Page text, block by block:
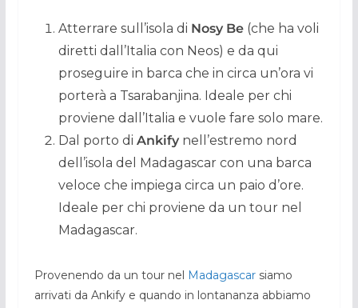
Atterrare sull’isola di Nosy Be(che ha voli
diretti dall’Italia con Neos) e da qui
proseguire in barca che in circa un’ora vi
porterà a Tsarabanjina. Ideale per chi
proviene dall’Italia e vuole fare solo mare.
Dal porto di Ankifynell’estremo nord
dell’isola del Madagascar con una barca
veloce che impiega circa un paio d’ore.
Ideale per chi proviene da un tour nel
Madagascar.
Provenendo da un tour nel Madagascarsiamo
arrivati da Ankify e quando in lontananza abbiamo